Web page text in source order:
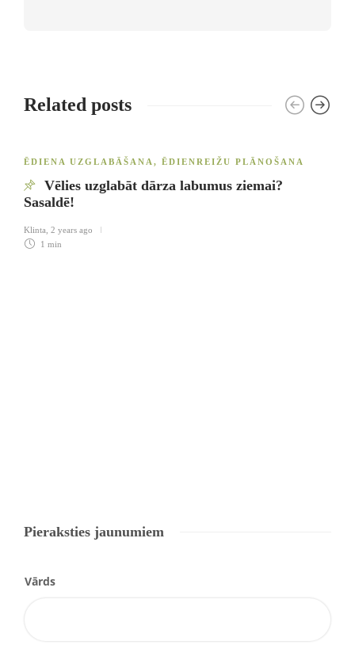
Related posts
ĒDIENA UZGLABĀŠANA , ĒDIENREIŽU PLĀNOŠANA
Vēlies uzglabāt dārza labumus ziemai?
Sasaldē!
Klinta 2 years ago
1 min
Pieraksties jaunumiem
Vārds